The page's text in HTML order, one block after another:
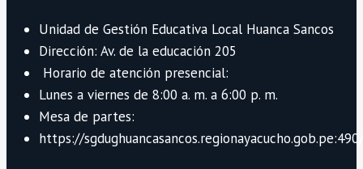
Unidad de Gestión Educativa Local Huanca Sancos
Dirección: Av. de la educación 205
Horario de atención presencial:
Lunes a viernes de 8:00 a. m. a 6:00 p. m.
Mesa de partes:
https://